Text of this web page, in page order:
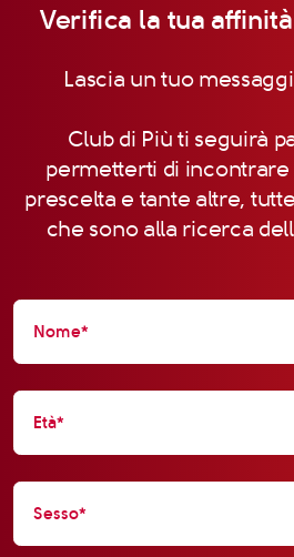
Verifica la tua
Lascia un tuo
Club di Più ti seguirà
permetterti di incontrare
prescelta e tante altre,
che sono alla ricerca